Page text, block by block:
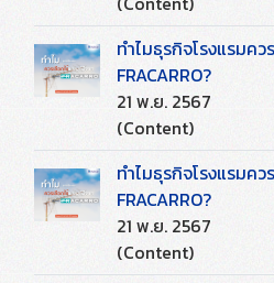
ทำไมธุรกิจโรงแรมคว
FRACARRO?
21 พ.ย. 2567
(Content)
ทำไมธุรกิจโรงแรมคว
FRACARRO?
21 พ.ย. 2567
(Content)